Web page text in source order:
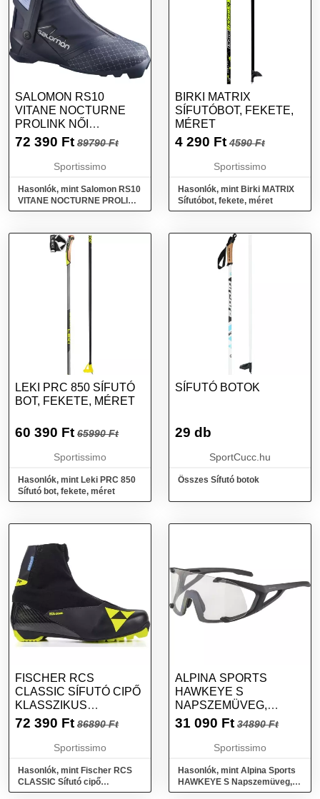
SALOMON RS10
VITANE NOCTURNE
PROLINK NŐI
KORCSOLYÁZÓ
MÉRET 39 1/3
72 390 Ft 89790 Ft
Sportissimo
Hasonlók, mint Salomon RS10
VITANE NOCTURNE PROLINK
Női korcsolyázó sífutó cipő,
BIRKI MATRIX
SÍFUTÓBOT, FEKETE,
MÉRET
4 290 Ft 4590 Ft
Sportissimo
Hasonlók, mint Birki MATRIX
Sífutóbot, fekete, méret
LEKI PRC 850 SÍFUTÓ
BOT, FEKETE, MÉRET
60 390 Ft 65990 Ft
Sportissimo
Hasonlók, mint Leki PRC 850
Sífutó bot, fekete, méret
SÍFUTÓ BOTOK
29 db
SportCucc.hu
Összes Sífutó botok
FISCHER RCS
CLASSIC SÍFUTÓ CIPŐ
KLASSZIKUS
SÍFUTÁSHOZ, FEKETE,
72 390 Ft 86890 Ft
Sportissimo
Hasonlók, mint Fischer RCS
CLASSIC Sífutó cipő
klasszikus sífutáshoz, fekete,
ALPINA SPORTS
HAWKEYE S
NAPSZEMÜVEG,
FEKETE, MÉRET
31 090 Ft 34890 Ft
Sportissimo
Hasonlók, mint Alpina Sports
HAWKEYE S Napszemüveg,
fekete, méret